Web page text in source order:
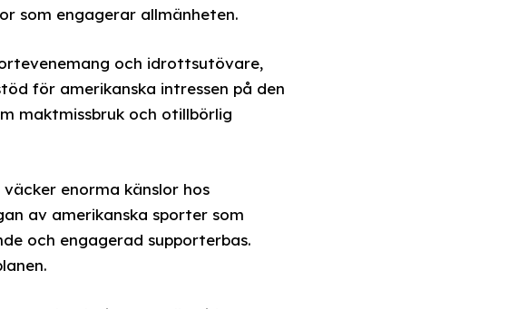
som engagerar allmänheten.
och idrottsutövare,
för amerikanska intressen på den
maktmissbruk och otillbörlig
enorma känslor hos
av amerikanska sporter som
och engagerad supporterbas.